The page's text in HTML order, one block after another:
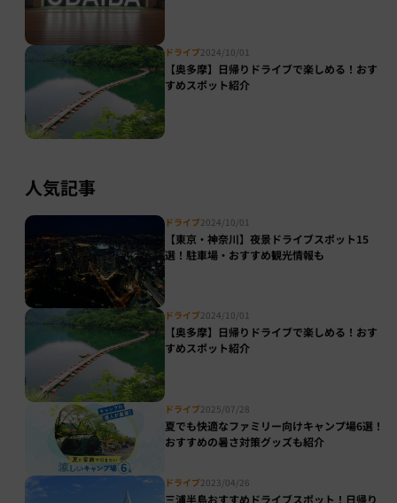
ドライブ2024/10/01
【奥多摩】日帰りドライブで楽しめる！おす
すめスポット紹介
人気記事
ドライブ2024/10/01
【東京・神奈川】夜景ドライブスポット15
選！駐車場・おすすめ観光情報も
ドライブ2024/10/01
【奥多摩】日帰りドライブで楽しめる！おす
すめスポット紹介
ドライブ2025/07/28
夏でも快適なファミリー向けキャンプ場6選！
おすすめの暑さ対策グッズも紹介
ドライブ2023/04/26
三浦半島おすすめドライブスポット！日帰り